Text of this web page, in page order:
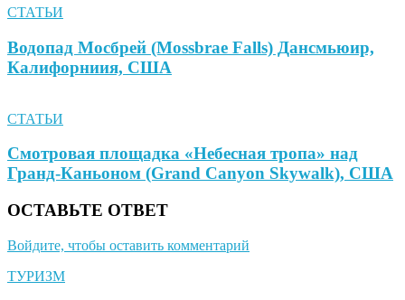
СТАТЬИ
Водопад Мосбрей (Mossbrae Falls) Дансмьюир,
Калифорниия, США
СТАТЬИ
Смотровая площадка «Небесная тропа» над
Гранд-Каньоном (Grand Canyon Skywalk), США
ОСТАВЬТЕ ОТВЕТ
Войдите, чтобы оставить комментарий
ТУРИЗМ